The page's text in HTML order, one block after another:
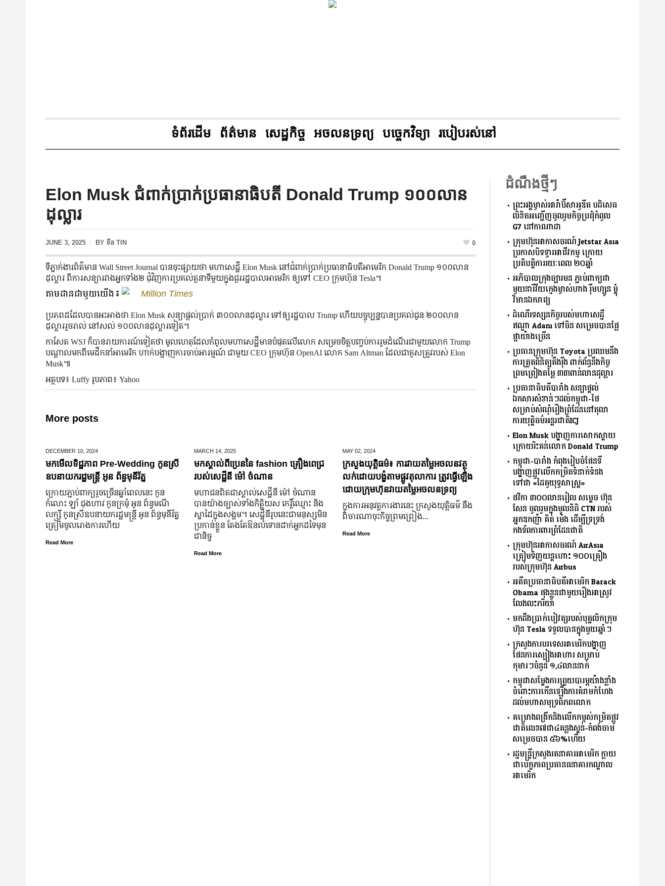
ទំព័រដើម ព័ត៌មាន សេដ្ឋកិច្ច អចលនទ្រព្យ បច្ចេកវិទ្យា របៀបរស់នៅ
Elon Musk ជំពាក់ប្រាក់ប្រធានាធិបតី Donald Trump ១០០លាន
ដុល្លារ
JUNE 3, 2025 BY ទីន TIN 0
ទីភ្នាក់ងារព័ត៌មាន Wall Street Journal បានចុះផ្សាយថា មហាសេដ្ឋី Elon Musk នៅជំពាក់ប្រាក់ប្រធានាធិបតីអាមេរិក Donald Trump ១០០លាន
ដុល្លារ ពីការសន្យារវាងអ្នកទាំង២ ជុំវិញការប្រគល់តួនាទីមួយក្នុងជួររដ្ឋបាលអាមេរិក ឲ្យទៅ CEO ក្រុមហ៊ុន Tesla។
តាមដានជាមួយយើង៖ Million Times
ប្រភពដដែលបានអះអាងថា Elon Musk សន្យាផ្ដល់ប្រាក់ ៣០០លានដុល្លារ ទៅឲ្យរដ្ឋបាល Trump ហើយបច្ចុប្បន្នបានប្រគល់ជូន ២០០លាន
ដុល្លាររួចរាល់ នៅសល់ ១០០លានដុល្លារទៀត។
កាសែត WSJ ក៏បានរាយការណ៍ទៀតថា មូលហេតុដែលកំពូលមហាសេដ្ឋីមានបំផុតលើលោក សម្រេចចិត្តបញ្ចប់ការរួមដំណើរជាមួយលោក Trump
បណ្ដាលមកពីមេដឹកនាំអាមេរិក ហាក់បង្ហាញការចាប់អារម្មណ៍ ជាមួយ CEO ក្រុមហ៊ុន OpenAI លោក Sam Altman ដែលជាគូសត្រូវរបស់ Elon
Musk៕
អត្ថបទ៖ Luffy រូបភាព៖ Yahoo
More posts
DECEMBER 10, 2024
មកមើលទិដ្ឋភាព Pre-Wedding កូនស្រី
ឧបនាយករដ្ឋមន្រ្តី អូន ព័ន្ធមុនីរ័ត្ន
ក្រោយ​ភ្ជាប់​ពាក្យ​រួច​ច្រើន​ឆ្នាំ​ពេលនេះ កូន
កំលោះ ឡាំ ជុងហាវ កូនក្រមុំ អូន ព័ន្ធមណី
លក្ស្មី កូនស្រី​ឧបនាយករដ្ឋមន្ត្រី អូន ព័ន្ធមុនីរ័ត្ន
ត្រៀម​ចូល​រោងការ​ហើយ
Read More
MARCH 14, 2025
មកស្គាល់ពីប្រេននៃ​ fashion គ្រឿងពេជ្រ
របស់សេដ្ឋីនី ម៉ៅ ចំណាន
មហាជន​ពិតជា​ស្គាល់​សេដ្ឋី​នី ម៉ៅ ចំណាន
បាន​យ៉ាង​ច្បាស់​ទាំង​កិត្តិយស កេរ្តិ៍ឈ្មោះ និង​
ស្នាដៃ​ក្នុង​សង្គម។ សេដ្ឋី​នី​រូប​នេះ​ជា​មនុស្ស​មិន​
ប្រកាន់​ខ្លួន តែងតែ​ឱនលំទោន​ដាក់​អ្នក​ដទៃ​មុន​
ជានិច្ច
Read More
MAY 02, 2024
ក្រសួងយុត្តិធម៌៖ ការវាយតម្លៃអចលនវត្ថុ
លក់ដោយបង្ខំតាមផ្លូវតុលាការ ត្រូវធ្វើឡើង
ដោយក្រុមហ៊ុនវាយតម្លៃអចលនទ្រព្យ
ក្នុងការអនុវត្តការងារនេះ ក្រសួងយុត្តិធម៌ នឹង
ពិចារណាចុះកិច្ចព្រមព្រៀង...
Read More
ដំណឹងថ្មីៗ
ព្រះអង្គម្ចាស់អារ៉ាប៊ីសាអូឌីត បដិសេធ
លិខិតអញ្ជើញចូលរួមកិច្ចប្រជុំកំពូល
G7 នៅកាណាដា
ក្រុមហ៊ុនអាកាសចរណ៍ Jetstar Asia
ប្រកាសបិទទ្វារអាជីវកម្ម ក្រោយ
ប្រតិបត្តិការរយៈពេល ២០ឆ្នាំ
អភិបាលក្រុងច្បារមន ភ្ជាប់ពាក្យជា
មួយនារីវ័យក្មេងម្ចាស់ហាង រ៉ីមហ្សូន ម្តុំ
វិមានឯករាជ្យ
ដំណើរទស្សនកិច្ចរបស់មហាសេដ្ឋី
ឥណ្ឌា Adani ទៅចិន សម្រេចបានផ្លែ
ផ្កាយ៉ាងច្រើន
ប្រធានក្រុមហ៊ុន Toyota ប្រឈមនឹង
ការត្រួតពិនិត្យតឹងរ៉ឹង ពាក់ព័ន្ធនឹងកិច្ច
ព្រមព្រៀងតម្លៃ ៣៣ពាន់លានដុល្លារ
ប្រធានាធិបតីបារាំង សន្យាផ្ដល់
ឯកសារសំខាន់ៗដល់កម្ពុជា-ថៃ
សម្រាប់សំណុំរឿងព្រំដែននៅតុលា
ការយុតិ្តធម៌អន្តរជាតិICJ
Elon Musk បង្ហាញការសោកស្ដាយ
ក្រោយរិះគន់លោក Donald Trump
កម្ពុជា-បារាំង កំពុងរៀបចំផែនទី
បង្ហាញផ្លូវលើកកម្រិតទំនាក់ទំនង
ទៅជា «ដៃគូយុទ្ធសាស្ត្រ»
ថវិកា ៣០០លានរៀល សម្តេច ហ៊ុន
សែន ចូលរួមក្នុងមូលនិធិ CTN របស់
អ្នកឧកញ៉ា គិត ម៉េង ដើម្បីទ្រទ្រង់
កងទ័ពការពារព្រំដែនជាតិ
ក្រុមហ៊ុនអាកាសចរណ៍ AirAsia
ត្រៀមទិញយន្តហោះ ១០០គ្រឿង
របស់ក្រុមហ៊ុន Airbus
អតីតប្រធានាធិបតីអាមេរិក Barack
Obama ផុងខ្លួនជាមួយរឿងអាស្រូវ
លែងលះភរិយា
មកដឹងប្រាក់បៀវត្សរបស់បុគ្គលិកក្រុម
ហ៊ុន Tesla ទទួលបានក្នុងមួយឆ្នាំៗ
ក្រសួងការបរទេសអាមេរិកបង្ហាញ
ផែនការស្បៀងអាហារ សម្រាប់
កុមារៗចំនួន ១,៤លាននាក់
កម្ពុជាសម្តែងការព្រួយបារម្ភយ៉ាងខ្លាំង
ចំពោះការកើនឡើងការគំរាមកំហែង
ដល់មហាសមុទ្រពិភពលោក
គម្រោងពង្រីកនិងលើកកម្ពស់កម្រិតផ្លូវ
ជាតិលេខ៧ជា៤គន្លងស្គន់-កំពង់ចាម
សម្រេចបាន ៥៦%ហើយ
រដ្ឋមន្ត្រីក្រសួងរតនាគារអាមេរិក ក្លាយ
ជាបេក្ខភាពប្រធានធនាគារកណ្ដាល
អាមេរិក